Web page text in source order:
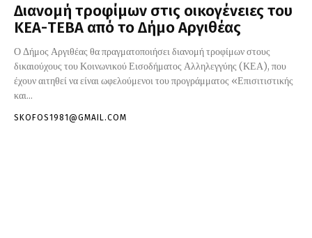
Διανομή τροφίμων στις οικογένειες του
ΚΕΑ-TEBA από το Δήμο Αργιθέας
Ο Δήμος Αργιθέας θα πραγματοποιήσει διανομή τροφίμων στους
δικαιούχους του Κοινωνικού Εισοδήματος Αλληλεγγύης (ΚΕΑ), που
έχουν αιτηθεί να είναι ωφελούμενοι του προγράμματος «Επισιτιστικής
και...
SKOFOS1981@GMAIL.COM